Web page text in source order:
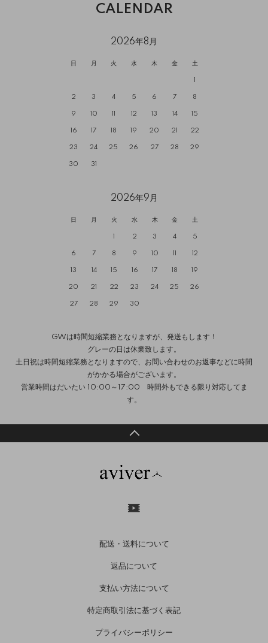
CALENDAR
2026年8月
日 月 火 水 木 金 土
1
2 3 4 5 6 7 8
9 10 11 12 13 14 15
16 17 18 19 20 21 22
23 24 25 26 27 28 29
30 31
2026年9月
日 月 火 水 木 金 土
1 2 3 4 5
6 7 8 9 10 11 12
13 14 15 16 17 18 19
20 21 22 23 24 25 26
27 28 29 30
GWは時間短縮業務となりますが、発送もします！
グレーの日は休業致します。
土日祝は時間短縮業務となりますので、お問い合わせのお返事などに時間
がかかる場合がございます。
営業時間はだいたい 10:00～17:00 時間外もできる限り対応してま
す。
配送・送料について
返品について
支払い方法について
特定商取引法に基づく表記
プライバシーポリシー